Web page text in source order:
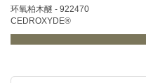
环氧柏木醚 - 922470
CEDROXYDE®